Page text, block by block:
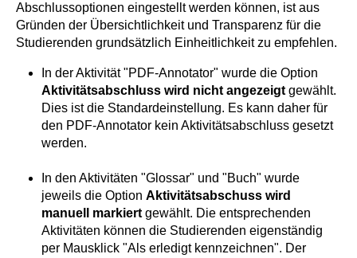
Abschlussoptionen eingestellt werden können, ist aus
Gründen der Übersichtlichkeit und Transparenz für die
Studierenden grundsätzlich Einheitlichkeit zu empfehlen.
In der Aktivität "PDF-Annotator" wurde die Option
Aktivitätsabschluss wird nicht angezeigt gewählt.
Dies ist die Standardeinstellung. Es kann daher für
den PDF-Annotator kein Aktivitätsabschluss gesetzt
werden.
In den Aktivitäten "Glossar" und "Buch" wurde
jeweils die Option Aktivitätsabschuss wird
manuell markiert gewählt. Die entsprechenden
Aktivitäten können die Studierenden eigenständig
per Mausklick "Als erledigt kennzeichnen". Der